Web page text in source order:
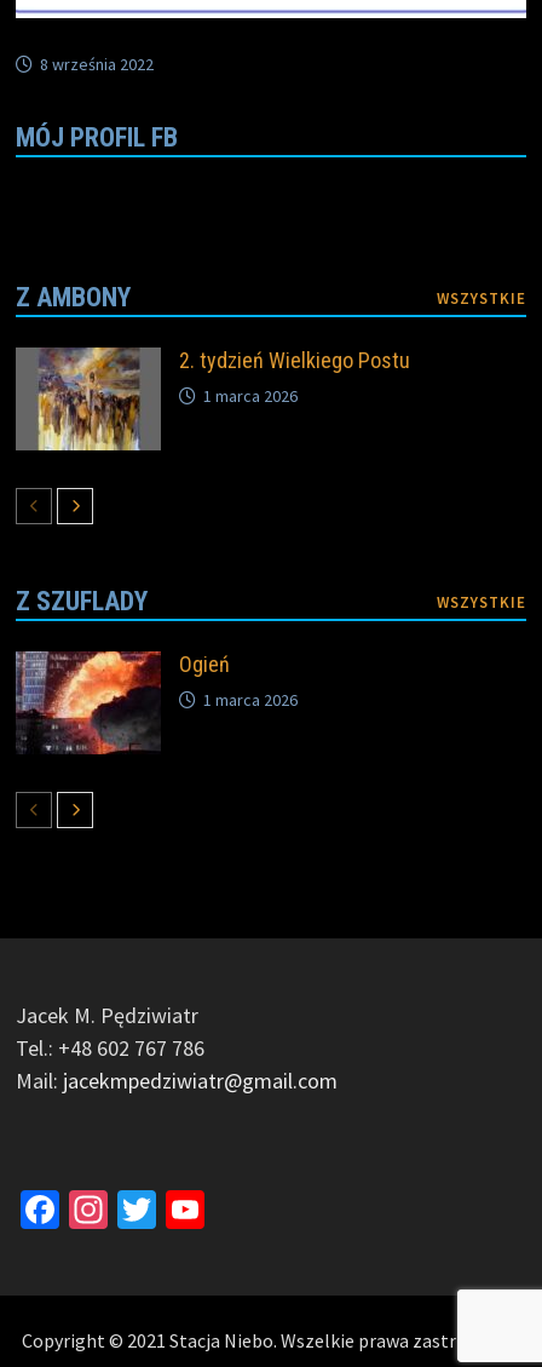
8 września 2022
MÓJ PROFIL FB
Z AMBONY WSZYSTKIE
2. tydzień Wielkiego Postu
1 marca 2026
Z SZUFLADY WSZYSTKIE
Ogień
1 marca 2026
Jacek M. Pędziwiatr
Tel.: +48 602 767 786
Mail: jacekmpedziwiatr@gmail.com
Facebook
Instagram
Twitter
Copyright © 2021 Stacja Niebo. Wszelkie prawa zastrzeżone.